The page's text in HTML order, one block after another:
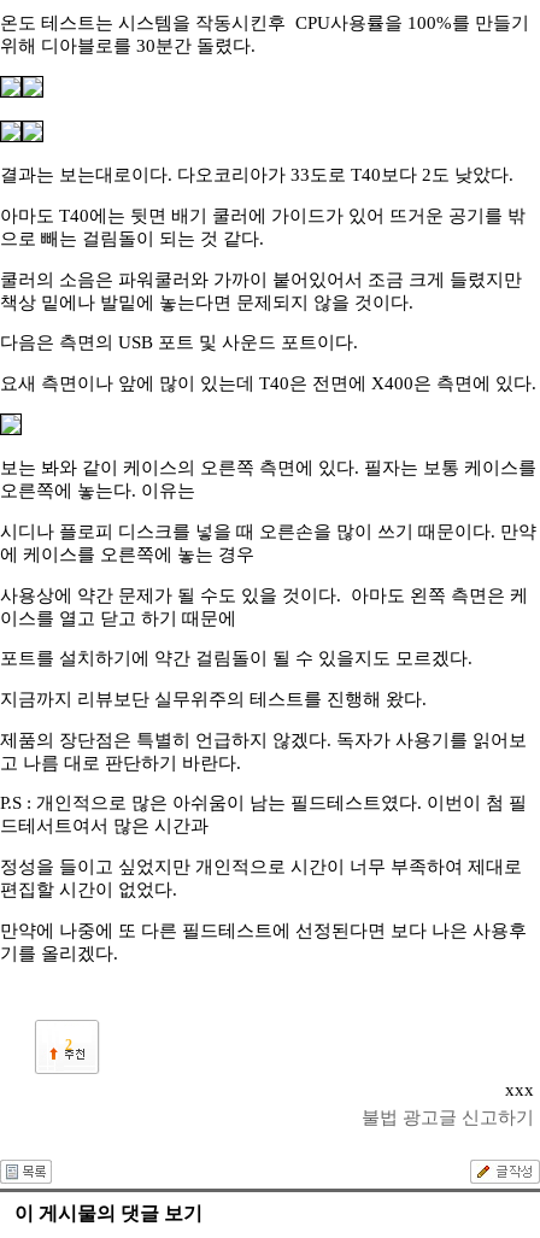
온도 테스트는 시스템을 작동시킨후 CPU사용률을 100%를 만들기
위해 디아블로를 30분간 돌렸다.
결과는 보는대로이다. 다오코리아가 33도로 T40보다 2도 낮았다.
아마도 T40에는 뒷면 배기 쿨러에 가이드가 있어 뜨거운 공기를 밖
으로 빼는 걸림돌이 되는 것 같다.
쿨러의 소음은 파워쿨러와 가까이 붙어있어서 조금 크게 들렸지만
책상 밑에나 발밑에 놓는다면 문제되지 않을 것이다.
다음은 측면의 USB 포트 및 사운드 포트이다.
요새 측면이나 앞에 많이 있는데 T40은 전면에 X400은 측면에 있다.
보는 봐와 같이 케이스의 오른쪽 측면에 있다. 필자는 보통 케이스를
오른쪽에 놓는다. 이유는
시디나 플로피 디스크를 넣을 때 오른손을 많이 쓰기 때문이다. 만약
에 케이스를 오른쪽에 놓는 경우
사용상에 약간 문제가 될 수도 있을 것이다. 아마도 왼쪽 측면은 케
이스를 열고 닫고 하기 때문에
포트를 설치하기에 약간 걸림돌이 될 수 있을지도 모르겠다.
지금까지 리뷰보단 실무위주의 테스트를 진행해 왔다.
제품의 장단점은 특별히 언급하지 않겠다. 독자가 사용기를 읽어보
고 나름 대로 판단하기 바란다.
P.S : 개인적으로 많은 아쉬움이 남는 필드테스트였다. 이번이 첨 필
드테서트여서 많은 시간과
정성을 들이고 싶었지만 개인적으로 시간이 너무 부족하여 제대로
편집할 시간이 없었다.
만약에 나중에 또 다른 필드테스트에 선정된다면 보다 나은 사용후
기를 올리겠다.
2
xxx
불법 광고글 신고하기
이 게시물의 댓글 보기